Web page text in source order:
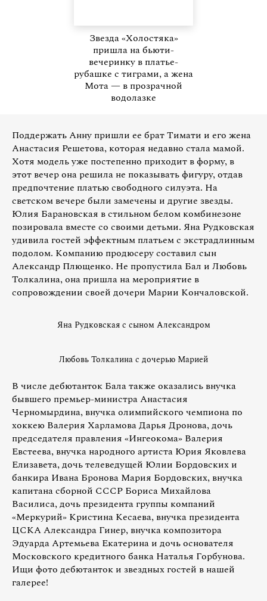
Звезда «Холостяка»
пришла на бьюти-
вечеринку в платье-
рубашке с тиграми, а жена
Мота — в прозрачной
водолазке
Поддержать Анну пришли ее брат Тимати и его жена
Анастасия Решетова, которая недавно стала мамой.
Хотя модель уже постепенно приходит в форму, в
этот вечер она решила не показывать фигуру, отдав
предпочтение платью свободного силуэта. На
светском вечере были замечены и другие звезды.
Юлия Барановская в стильном белом комбинезоне
позировала вместе со своими детьми. Яна Рудковская
удивила гостей эффектным платьем с экстрадлинным
подолом. Компанию продюсеру составил сын
Александр Плющенко. Не пропустила Бал и Любовь
Толкалина, она пришла на мероприятие в
сопровождении своей дочери Марии Кончаловской.
Яна Рудковская с сыном Александром
Любовь Толкалина с дочерью Марией
В числе дебютанток Бала также оказались внучка
бывшего премьер-министра Анастасия
Черномырдина, внучка олимпийского чемпиона по
хоккею Валерия Харламова Дарья Дронова, дочь
председателя правления «Ингеокома» Валерия
Евстеева, внучка народного артиста Юрия Яковлева
Елизавета, дочь телеведущей Юлии Бордовских и
банкира Ивана Бронова Мария Бордовских, внучка
капитана сборной СССР Бориса Михайлова
Василиса, дочь президента группы компаний
«Меркурий» Кристина Кесаева, внучка президента
ЦСКА Александра Гинер, внучка композитора
Эдуарда Артемьева Екатерина и дочь основателя
Московского кредитного банка Наталья Горбунова.
Ищи фото дебютанток и звездных гостей в нашей
галерее!